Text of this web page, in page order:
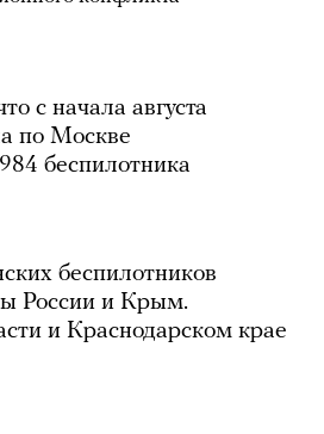
с начала августа
по Москве
беспилотника
беспилотников
России и Крым.
и Краснодарском крае